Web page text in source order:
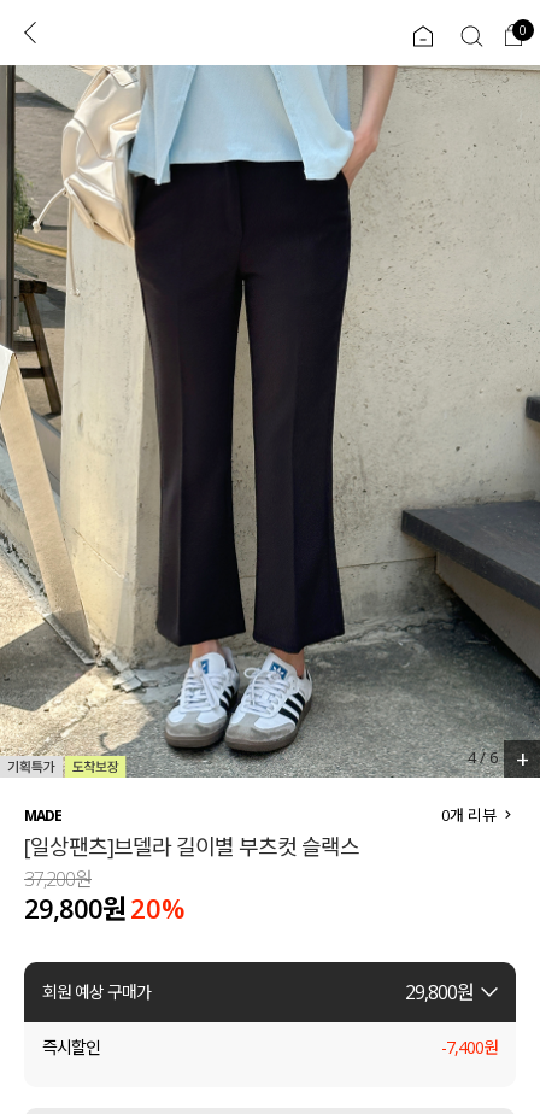
로그인 0
TW
JP
콘텐츠 회원혜택
CATEGORY COMMUNITY
도착보장⚡
인플루언서 pick!
신상 5%
베스트
MADE
세트할인 ~30%
하객룩
살안타템
110사이즈
티셔츠
팬츠
셔츠
원피스
익스클루시브
아우터
블라우스
원피스
팬츠
스커트
언더웨어
0
4/6 +
MADE
[일상팬츠]브델라 길이별 부츠컷 슬랙스
0개 리뷰
37,200원
29,800원20%
회원 예상 구매가 29,800원
즉시할인 -7,400원